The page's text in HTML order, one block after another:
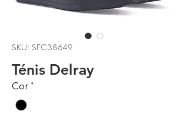
SKU: SFC38649
Ténis Delray
Cor *